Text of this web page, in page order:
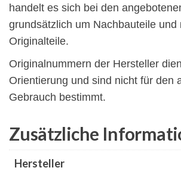
handelt es sich bei den
grundsätzlich um Nachbauteile und
Originalteile.
Originalnummern der Hersteller
Orientierung und sind nicht für den
Gebrauch bestimmt.
Zusätzliche
Hersteller